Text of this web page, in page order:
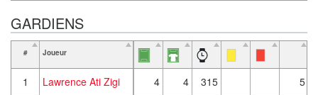
GARDIENS
# Joueur
1 Lawrence Ati Zigi 4 4 315
5